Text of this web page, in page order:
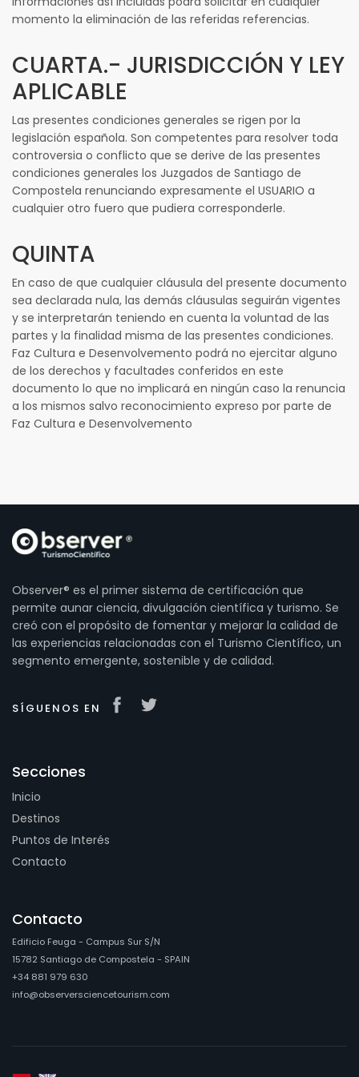
momento la eliminación de las referidas referencias.
CUARTA.- JURISDICCIÓN Y LEY
APLICABLE
Las presentes condiciones generales se rigen por la
legislación española. Son competentes para resolver toda
controversia o conflicto que se derive de las presentes
condiciones generales los Juzgados de Santiago de
Compostela renunciando expresamente el USUARIO a
cualquier otro fuero que pudiera corresponderle.
QUINTA
En caso de que cualquier cláusula del presente documento
sea declarada nula, las demás cláusulas seguirán vigentes
y se interpretarán teniendo en cuenta la voluntad de las
partes y la finalidad misma de las presentes condiciones.
Faz Cultura e Desenvolvemento podrá no ejercitar alguno
de los derechos y facultades conferidos en este
documento lo que no implicará en ningún caso la renuncia
a los mismos salvo reconocimiento expreso por parte de
Faz Cultura e Desenvolvemento
Observer® es el primer sistema de certificación que
permite aunar ciencia, divulgación científica y turismo. Se
creó con el propósito de fomentar y mejorar la calidad de
las experiencias relacionadas con el Turismo Científico, un
segmento emergente, sostenible y de calidad.
SÍGUENOS EN
Secciones
Inicio
Destinos
Puntos de Interés
Contacto
Contacto
Edificio Feuga - Campus Sur S/N
15782 Santiago de Compostela - SPAIN
+34 881 979 630
info@observersciencetourism.com